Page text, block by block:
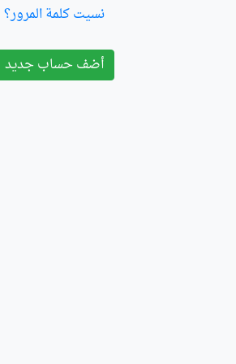
نسيت كلمة المرور؟
أضف حساب جديد